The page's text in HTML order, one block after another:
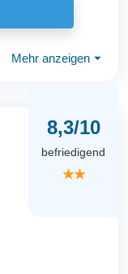
Mehr anzeigen ⏷
8,3/10
befriedigend
★★